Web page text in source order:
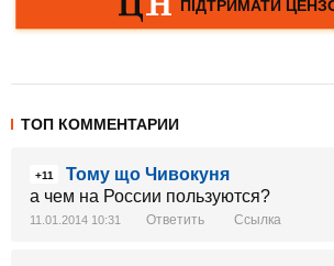
ТОП КОММЕНТАРИИ
+11
Тому що Чивокуня
а чем на России пользуются?
11.01.2014 10:31 Ответить Ссылка